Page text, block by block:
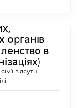
органів
в
відсутні